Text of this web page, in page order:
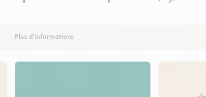
Plus d'informations